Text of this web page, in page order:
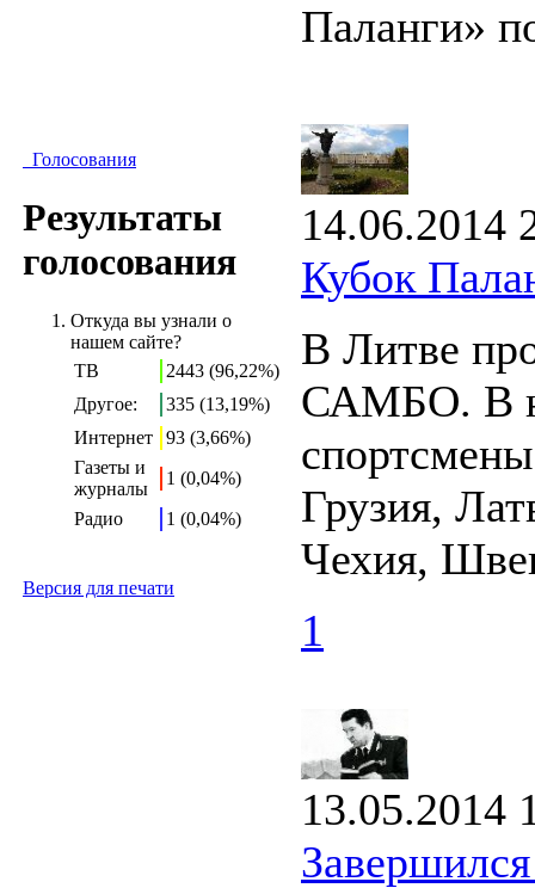
Голосования
Результаты
голосования
Откуда вы узнали о
нашем сайте?
ТВ
2443 (96,22%)
Другое:
335 (13,19%)
Интернет
93 (3,66%)
Газеты и
журналы
1 (0,04%)
Радио
1 (0,04%)
Версия для печати
Паланги»
14.06.2014
Кубок
В Литве
САМБО. В
Грузия,
Чехия,
1
13.05.2014